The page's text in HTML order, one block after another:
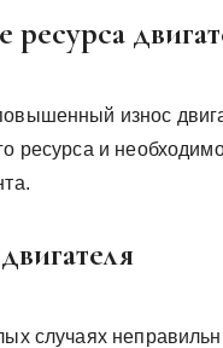
износ
ресурса и
случаях